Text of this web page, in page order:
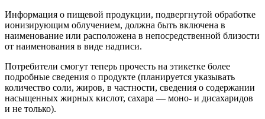
Информация о пищевой продукции, подвергнутой обработке
ионизирующим облучением, должна быть включена в
наименование или расположена в непосредственной близости
от наименования в виде надписи.
Потребители смогут теперь прочесть на этикетке более
подробные сведения о продукте (планируется указывать
количество соли, жиров, в частности, сведения о содержании
насыщенных жирных кислот, сахара — моно- и дисахаридов
и не только).